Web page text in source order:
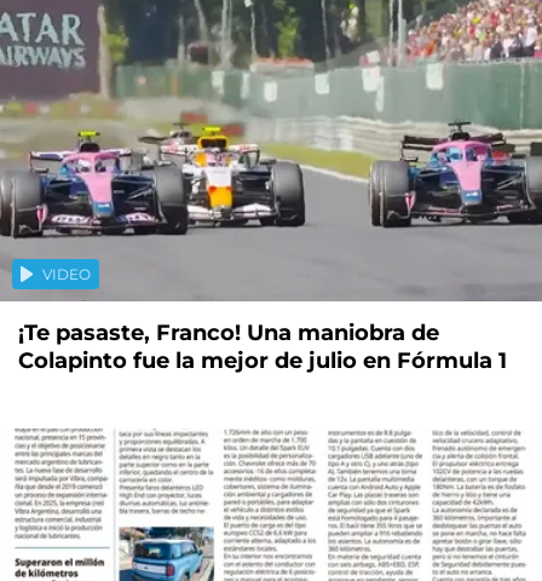
VIDEO
¡Te pasaste, Franco! Una maniobra de
Colapinto fue la mejor de julio en Fórmula 1